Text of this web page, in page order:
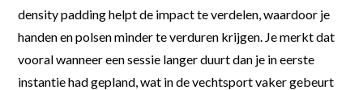
density padding helpt de impact te verdelen, waardoor je
handen en polsen minder te verduren krijgen. Je merkt dat
vooral wanneer een sessie langer duurt dan je in eerste
instantie had gepland, wat in de vechtsport vaker gebeurt